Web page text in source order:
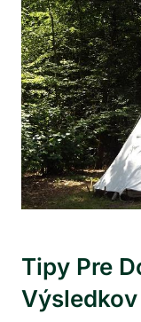
Tipy Pre
Výsledkov